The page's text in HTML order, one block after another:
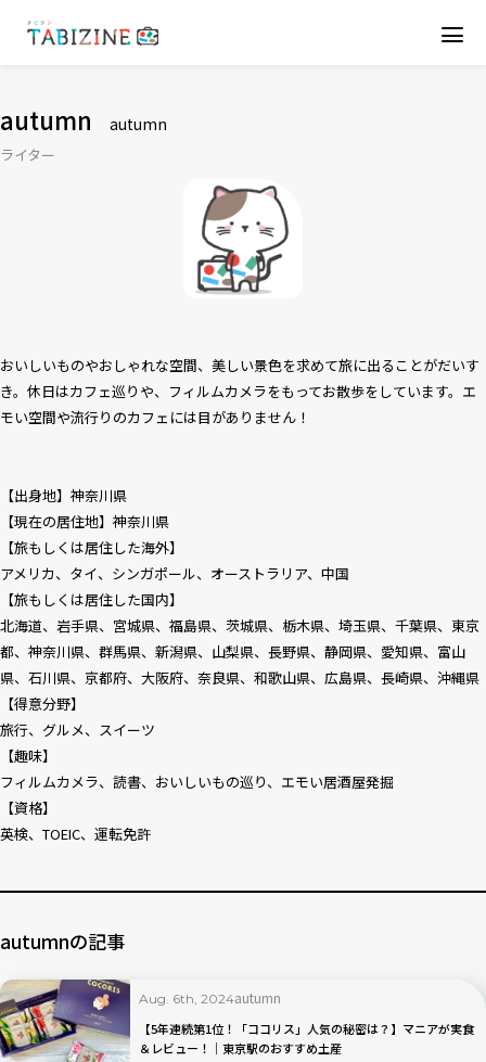
autumn autumn
ライター
おいしいものやおしゃれな空間、美しい景色を求めて旅に出ることがだいす
き。休日はカフェ巡りや、フィルムカメラをもってお散歩をしています。エ
モい空間や流行りのカフェには目がありません！
【出身地】神奈川県
【現在の居住地】神奈川県
【旅もしくは居住した海外】
アメリカ、タイ、シンガポール、オーストラリア、中国
【旅もしくは居住した国内】
北海道、岩手県、宮城県、福島県、茨城県、栃木県、埼玉県、千葉県、東京
都、神奈川県、群馬県、新潟県、山梨県、長野県、静岡県、愛知県、富山
県、石川県、京都府、大阪府、奈良県、和歌山県、広島県、長崎県、沖縄県
【得意分野】
旅行、グルメ、スイーツ
【趣味】
フィルムカメラ、読書、おいしいもの巡り、エモい居酒屋発掘
【資格】
英検、TOEIC、運転免許
autumnの記事
Aug. 6th, 2024autumn
【5年連続第1位！「ココリス」人気の秘密は？】マニアが実食
＆レビュー！｜東京駅のおすすめ土産